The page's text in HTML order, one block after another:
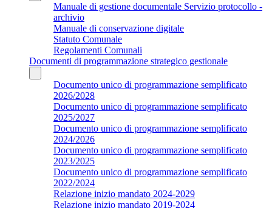
Manuale di gestione documentale Servizio protocollo -
archivio
Manuale di conservazione digitale
Statuto Comunale
Regolamenti Comunali
Documenti di programmazione strategico gestionale
Documento unico di programmazione semplificato
2026/2028
Documento unico di programmazione semplificato
2025/2027
Documento unico di programmazione semplificato
2024/2026
Documento unico di programmazione semplificato
2023/2025
Documento unico di programmazione semplificato
2022/2024
Relazione inizio mandato 2024-2029
Relazione inizio mandato 2019-2024